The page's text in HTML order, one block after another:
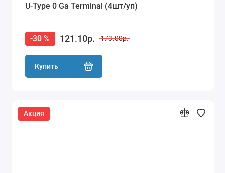
U-Type 0 Ga Terminal (4шт/уп)
-30 % 121.10р. 173.00р.
Купить
Акция